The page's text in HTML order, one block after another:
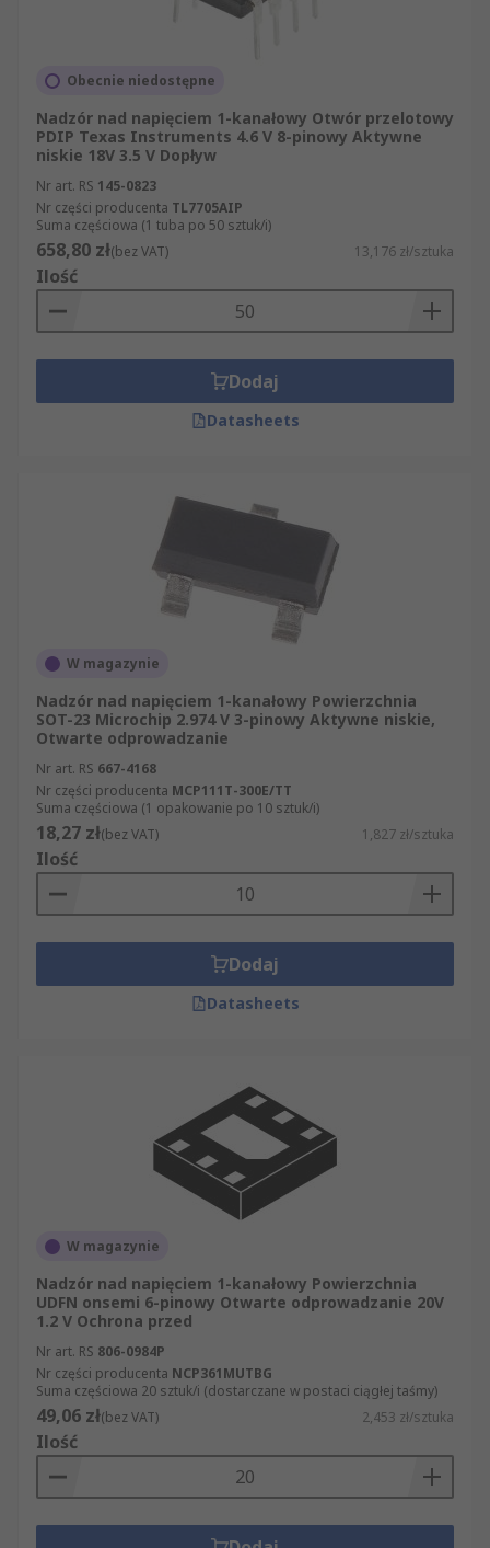
Obecnie niedostępne
Nadzór nad napięciem 1-kanałowy Otwór przelotowy
PDIP Texas Instruments 4.6 V 8-pinowy Aktywne
niskie 18V 3.5 V Dopływ
Nr art. RS 145-0823
Nr części producenta TL7705AIP
Suma częściowa (1 tuba po 50 sztuk/i)
658,80 zł(bez VAT) 13,176 zł/sztuka
Ilość
Dodaj
Datasheets
W magazynie
Nadzór nad napięciem 1-kanałowy Powierzchnia
SOT-23 Microchip 2.974 V 3-pinowy Aktywne niskie,
Otwarte odprowadzanie
Nr art. RS 667-4168
Nr części producenta MCP111T-300E/TT
Suma częściowa (1 opakowanie po 10 sztuk/i)
18,27 zł(bez VAT) 1,827 zł/sztuka
Ilość
Dodaj
Datasheets
W magazynie
Nadzór nad napięciem 1-kanałowy Powierzchnia
UDFN onsemi 6-pinowy Otwarte odprowadzanie 20V
1.2 V Ochrona przed
Nr art. RS 806-0984P
Nr części producenta NCP361MUTBG
Suma częściowa 20 sztuk/i (dostarczane w postaci ciągłej taśmy)
49,06 zł(bez VAT) 2,453 zł/sztuka
Ilość